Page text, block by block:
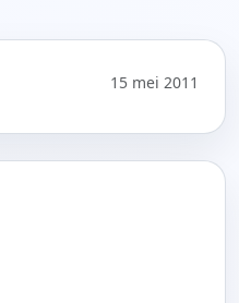
15 mei 2011